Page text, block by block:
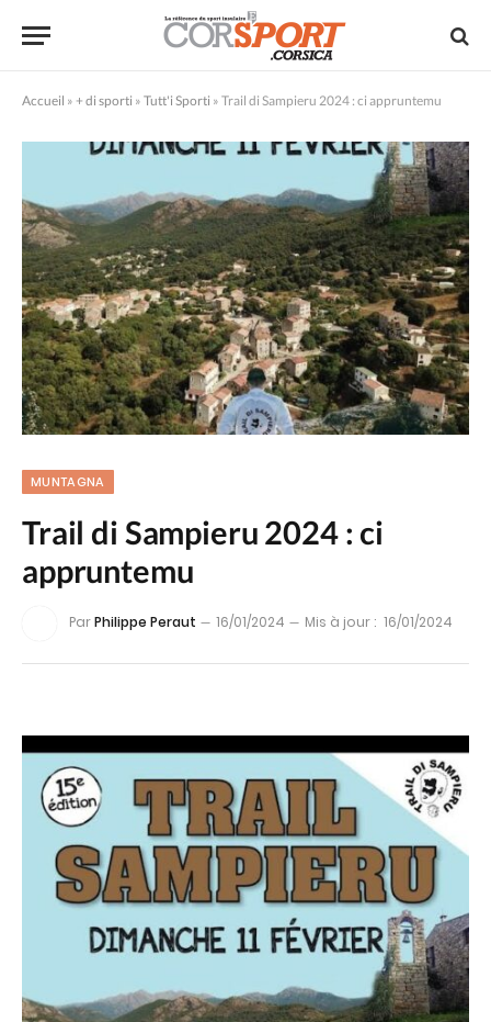
Accueil » + di sporti » Tutt'i Sporti » Trail di Sampieru 2024 : ci appruntemu
MUNTAGNA
Trail di Sampieru 2024 : ci
appruntemu
ParPhilippe Peraut 16/01/2024 Mis à jour : 16/01/2024